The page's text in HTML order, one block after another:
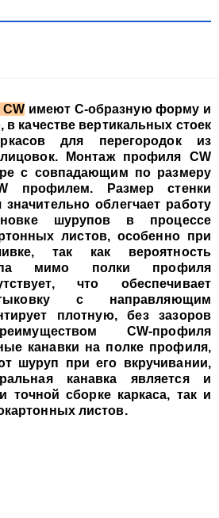
имеют С-образную форму и
в качестве вертикальных стоек
для перегородок из
Монтаж профиля CW
с совпадающим по размеру
профилем. Размер стенки
облегчает работу
шурупов в процессе
листов, особенно при
так как вероятность
мимо полки профиля
что обеспечивает
с направляющим
плотную, без зазоров
CW-профиля
канавки на полке профиля,
шуруп при его вкручивании,
канавка является и
точной сборке каркаса, так и
листов.